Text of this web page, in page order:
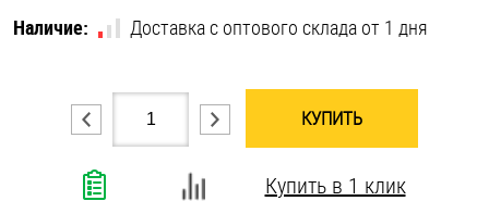
Шплинты
Наличие:
Доставка с оптового склада от 1 дня
КУПИТЬ
Купить в 1 клик